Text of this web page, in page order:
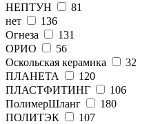
НЕПТУН
81
нет
136
Огнеза
131
ОРИО
56
Оскольская керамика
32
ПЛАНЕТА
120
ПЛАСТФИТИНГ
106
ПолимерШланг
180
ПОЛИТЭК
107